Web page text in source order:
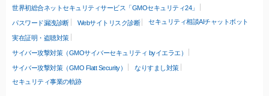
世界初総合ネットセキュリティサービス「GMOセキュリティ24」
パスワード漏洩診断 Webサイトリスク診断 セキュリティ相談AIチャットボット
実在証明・盗聴対策
サイバー攻撃対策（GMOサイバーセキュリティ byイエラエ）
サイバー攻撃対策（GMO Flatt Security）
なりすまし対策
セキュリティ事業の軌跡